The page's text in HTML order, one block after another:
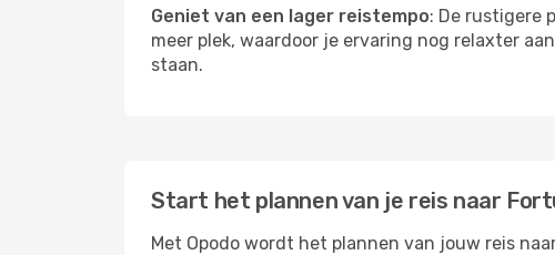
Geniet van een lager reistempo: De rustigere
meer plek, waardoor je ervaring nog relaxter
staan.
Start het plannen van je reis naar
Met Opodo wordt het plannen van jouw reis